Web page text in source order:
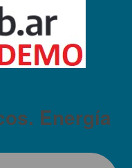
Energía